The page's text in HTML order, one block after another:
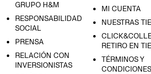
GRUPO H&M
RESPONSABILIDAD
SOCIAL
PRENSA
RELACIÓN CON
INVERSIONISTAS
MI CUENTA
NUESTRAS
RETIRO EN
TÉRMINOS Y
CONDICIONES